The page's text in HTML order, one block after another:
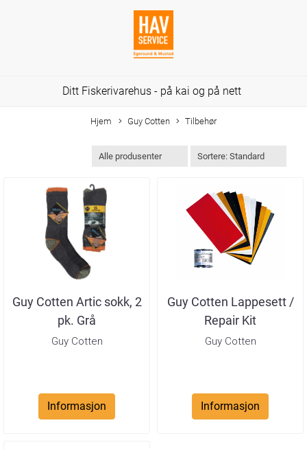
Ditt Fiskerivarehus - på kai og på nett
Hjem Guy Cotten Tilbehør
Guy Cotten Artic sokk, 2
pk. Grå
Guy Cotten
Informasjon
Guy Cotten Lappesett /
Repair Kit
Guy Cotten
Informasjon